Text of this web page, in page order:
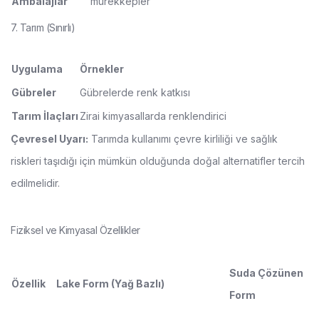
7. Tarım (Sınırlı)
Uygulama
Örnekler
Gübreler
Gübrelerde renk katkısı
Tarım İlaçları Zirai kimyasallarda renklendirici
Çevresel Uyarı: Tarımda kullanımı çevre kirliliği ve sağlık
riskleri taşıdığı için mümkün olduğunda doğal alternatifler tercih
edilmelidir.
Fiziksel ve Kimyasal Özellikler
Özellik Lake Form (Yağ Bazlı)
Suda Çözünen
Form